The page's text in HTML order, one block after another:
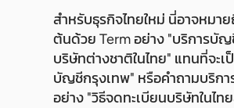
สำหรับธุรกิจไทยใหม่ นี่อาจหมาย
ต้นด้วย Term อย่าง "บริการบั
บริษัทต่างชาติในไทย" แทนที่จะเ
บัญชีกรุงเทพ" หรือคำถามบริกา
อย่าง "วิธีจดทะเบียนบริษัทในไท